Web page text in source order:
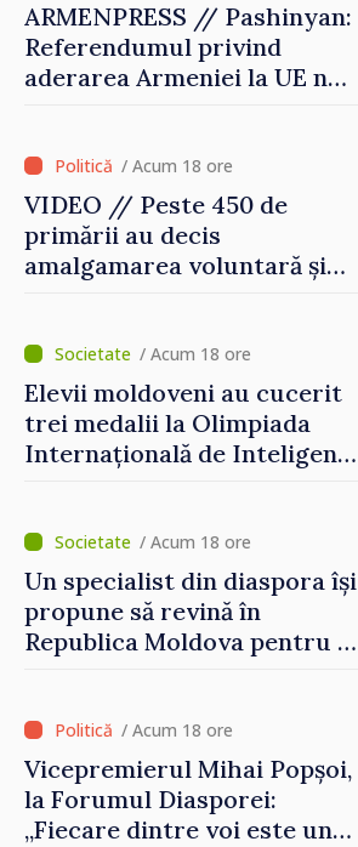
ARMENPRESS // Pashinyan:
Referendumul privind
aderarea Armeniei la UE nu
/ Acum 18 ore
VIDEO // Peste 450 de
primării au decis
amalgamarea voluntară și
Grosu: „Este important să
depășim blocajele și să dăm o
șansă localităților să se
dezvolte”
/ Acum 18 ore
Elevii moldoveni au cucerit
trei medalii la Olimpiada
Internațională de Inteligență
/ Acum 18 ore
Un specialist din diaspora își
propune să revină în
Republica Moldova pentru a
/ Acum 18 ore
Vicepremierul Mihai Popșoi,
la Forumul Diasporei:
„Fiecare dintre voi este un